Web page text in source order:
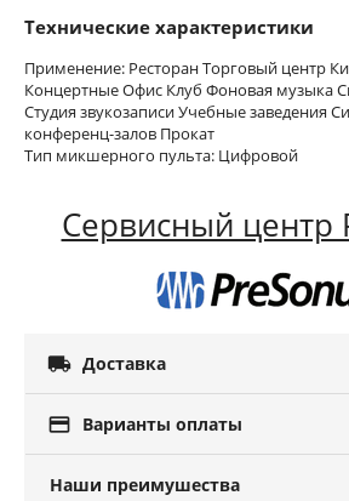
Технические характеристики
Применение: Ресторан Торговый центр
Концертные Офис Клуб Фоновая музыка
Студия звукозаписи Учебные заведения
конференц-залов Прокат
Тип микшерного пульта: Цифровой
Сервисный центр
 Доставка
 Варианты оплаты
Наши преимушества